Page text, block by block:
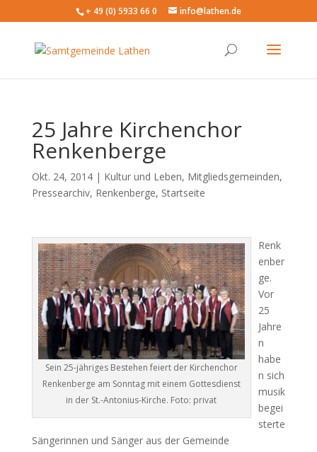
+ 49 (0) 5933 66 0 info@lathen.de
25 Jahre Kirchenchor
Renkenberge
Okt. 24, 2014 | Kultur und Leben, Mitgliedsgemeinden,
Pressearchiv, Renkenberge, Startseite
Sein 25-jähriges Bestehen feiert der Kirchenchor
Renkenberge am Sonntag mit einem Gottesdienst
in der St.-Antonius-Kirche. Foto: privat
Renk
enber
ge.
Vor
25
Jahre
n
habe
n sich
musik
begei
sterte
Sängerinnen und Sänger aus der Gemeinde